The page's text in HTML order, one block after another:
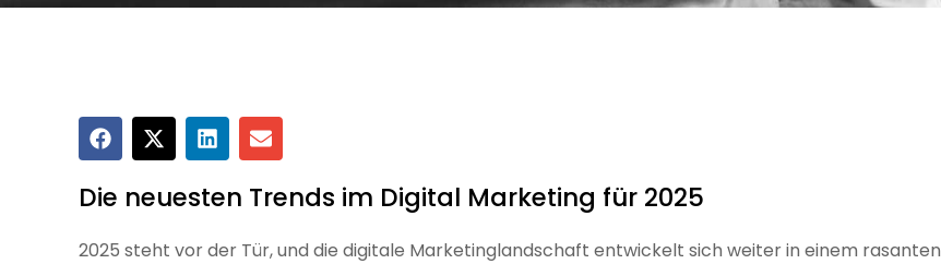
Die neuesten Trends im Digital Marketing für 2025
2025 steht vor der Tür, und die digitale Marketinglandschaft entwickelt sich weiter in einem rasanten